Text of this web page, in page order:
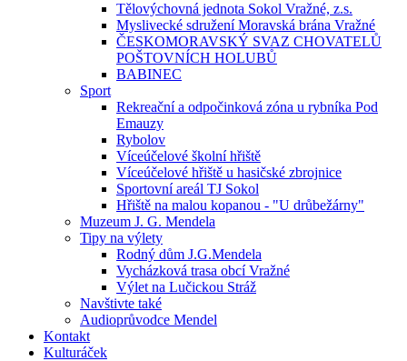
Tělovýchovná jednota Sokol Vražné, z.s.
Myslivecké sdružení Moravská brána Vražné
ČESKOMORAVSKÝ SVAZ CHOVATELŮ
POŠTOVNÍCH HOLUBŮ
BABINEC
Sport
Rekreační a odpočinková zóna u rybníka Pod
Emauzy
Rybolov
Víceúčelové školní hřiště
Víceúčelové hřiště u hasičské zbrojnice
Sportovní areál TJ Sokol
Hřiště na malou kopanou - "U drůbežárny"
Muzeum J. G. Mendela
Tipy na výlety
Rodný dům J.G.Mendela
Vycházková trasa obcí Vražné
Výlet na Lučickou Stráž
Navštivte také
Audioprůvodce Mendel
Kontakt
Kulturáček